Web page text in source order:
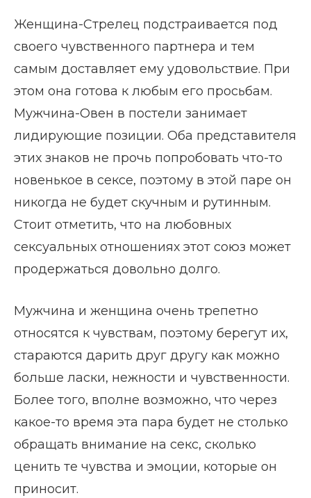
Женщина-Стрелец подстраивается под
своего чувственного партнера и тем
самым доставляет ему удовольствие. При
этом она готова к любым его просьбам.
Мужчина-Овен в постели занимает
лидирующие позиции. Оба представителя
этих знаков не прочь попробовать что-то
новенькое в сексе, поэтому в этой паре он
никогда не будет скучным и рутинным.
Стоит отметить, что на любовных
сексуальных отношениях этот союз может
продержаться довольно долго.
Мужчина и женщина очень трепетно
относятся к чувствам, поэтому берегут их,
стараются дарить друг другу как можно
больше ласки, нежности и чувственности.
Более того, вполне возможно, что через
какое-то время эта пара будет не столько
обращать внимание на секс, сколько
ценить те чувства и эмоции, которые он
приносит.